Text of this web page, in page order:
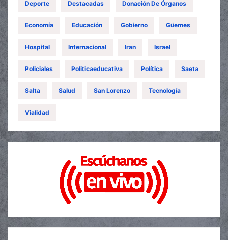
Deporte Destacadas Donación De Órganos
Economía Educación Gobierno Güemes
Hospital Internacional Iran Israel
Policiales Politicaeducativa Política Saeta
Salta Salud San Lorenzo Tecnología
Vialidad